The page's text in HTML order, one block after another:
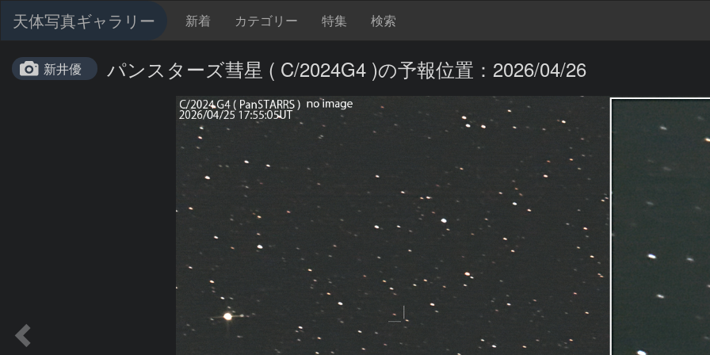
天体写真ギャラリー 新着 カテゴリー 特集 検索
新井優 パンスターズ彗星 ( C/2024G4 )の予報位置：2026/04/26